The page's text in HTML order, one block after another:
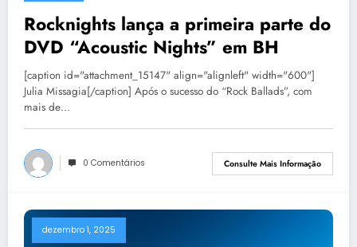
Rocknights lança a primeira parte do
DVD “Acoustic Nights” em BH
[caption id="attachment_15147" align="alignleft" width="600"]
Julia Missagia[/caption] Após o sucesso do “Rock Ballads”, com
mais de…
0 Comentários Consulte Mais Informação
dezembro 1, 2025